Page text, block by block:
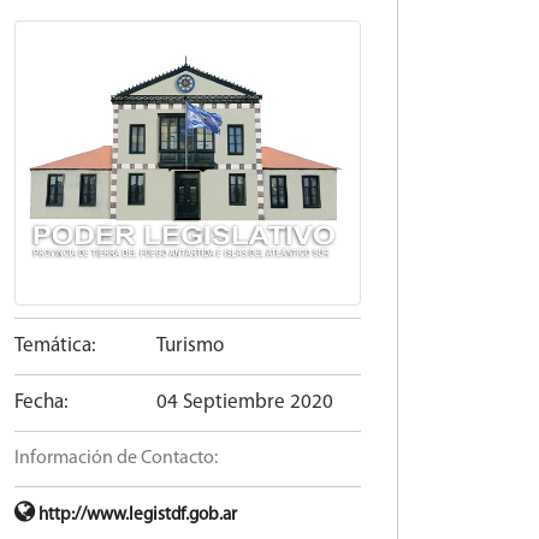
Temática: Turismo
Fecha: 04 Septiembre 2020
Información de Contacto:
http://www.legistdf.gob.ar